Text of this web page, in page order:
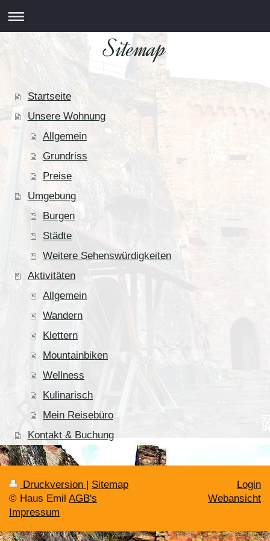
Sitemap
Startseite
Unsere Wohnung
Allgemein
Grundriss
Preise
Umgebung
Burgen
Städte
Weitere Sehenswürdigkeiten
Aktivitäten
Allgemein
Wandern
Klettern
Mountainbiken
Wellness
Kulinarisch
Mein Reisebüro
Kontakt & Buchung
Druckversion | Sitemap
© Haus Emil AGB's
Impressum
Login
Webansicht